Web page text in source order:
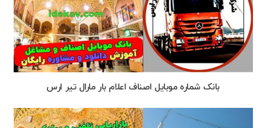
بانک شماره موبایل اصناف اعلام بار مارال تیر ارس